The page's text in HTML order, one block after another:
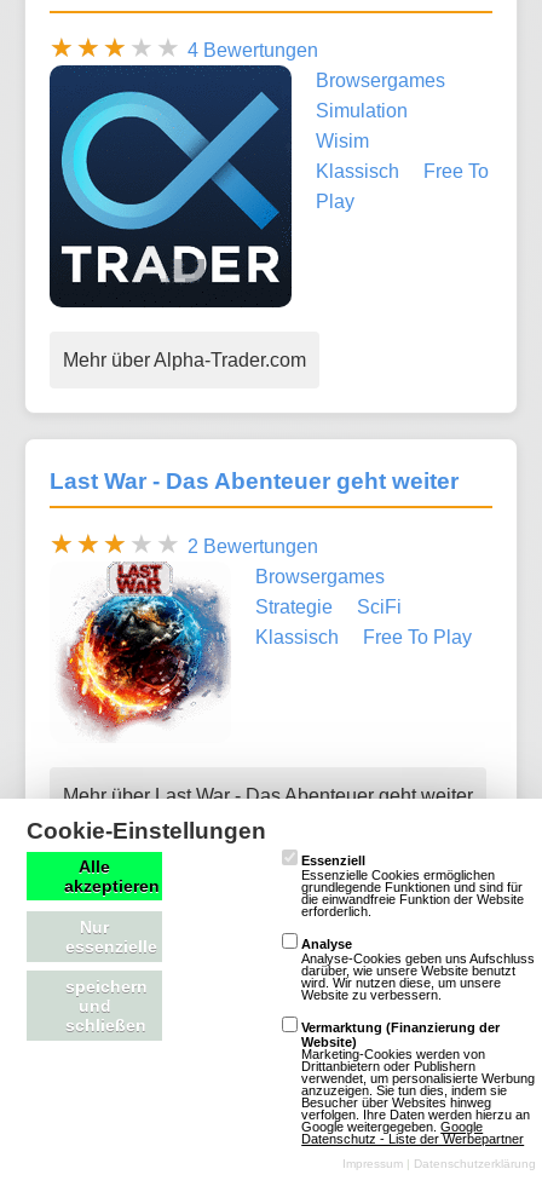
4 Bewertungen
Browsergames
Simulation
Wisim
Klassisch
Free To
Play
Mehr über Alpha-Trader.com
Last War - Das Abenteuer geht weiter
2 Bewertungen
Browsergames
Strategie
SciFi
Klassisch
Free To Play
Mehr über Last War - Das Abenteuer geht weiter
Piratengame
3 Bewertungen
Strategie
Piraten
Klassisch
Free To
Play
Cookie-Einstellungen
Alle
akzeptieren
Nur
essenzielle
speichern
und
schließen
Essenziell
Essenzielle Cookies ermöglichen
grundlegende Funktionen und sind für
die einwandfreie Funktion der Website
erforderlich.
Analyse
Analyse-Cookies geben uns Aufschluss
darüber, wie unsere Website benutzt
wird. Wir nutzen diese, um unsere
Website zu verbessern.
Vermarktung (Finanzierung der
Website)
Marketing-Cookies werden von
Drittanbietern oder Publishern
verwendet, um personalisierte Werbung
anzuzeigen. Sie tun dies, indem sie
Besucher über Websites hinweg
verfolgen. Ihre Daten werden hierzu an
Google weitergegeben.Google
Datenschutz - Liste der Werbepartner
Impressum | Datenschutzerklärung